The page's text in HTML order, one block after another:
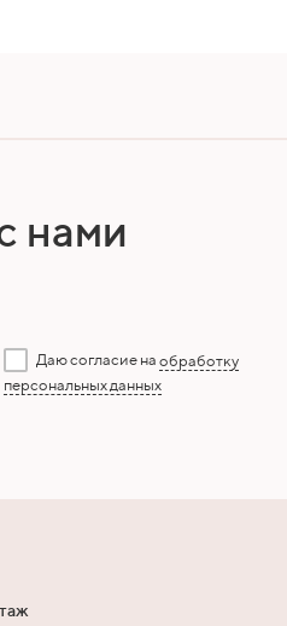
нами
Даю согласие на обработку
персональных данных